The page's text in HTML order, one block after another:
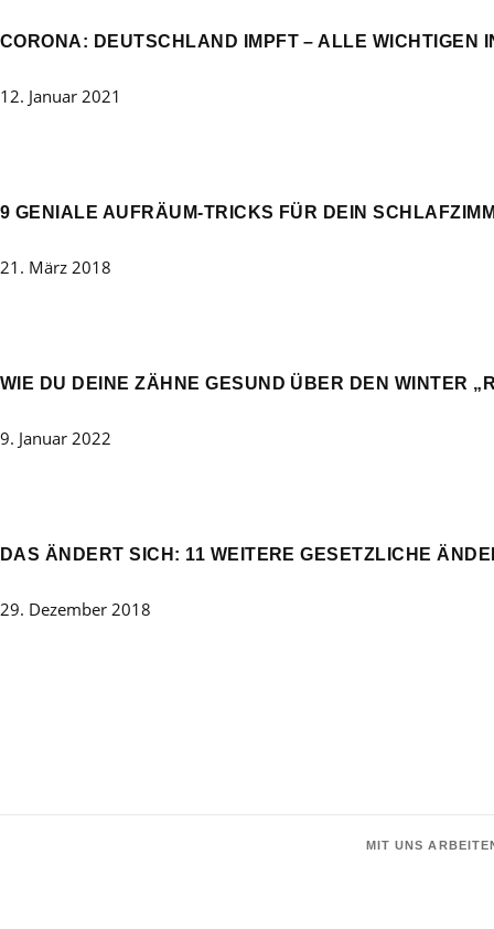
CORONA: DEUTSCHLAND IMPFT – ALLE WICHTIGEN
12. Januar 2021
9 GENIALE AUFRÄUM-TRICKS FÜR DEIN
21. März 2018
WIE DU DEINE ZÄHNE GESUND ÜBER DEN WINTER
9. Januar 2022
DAS ÄNDERT SICH: 11 WEITERE GESETZLICHE
29. Dezember 2018
MIT UNS